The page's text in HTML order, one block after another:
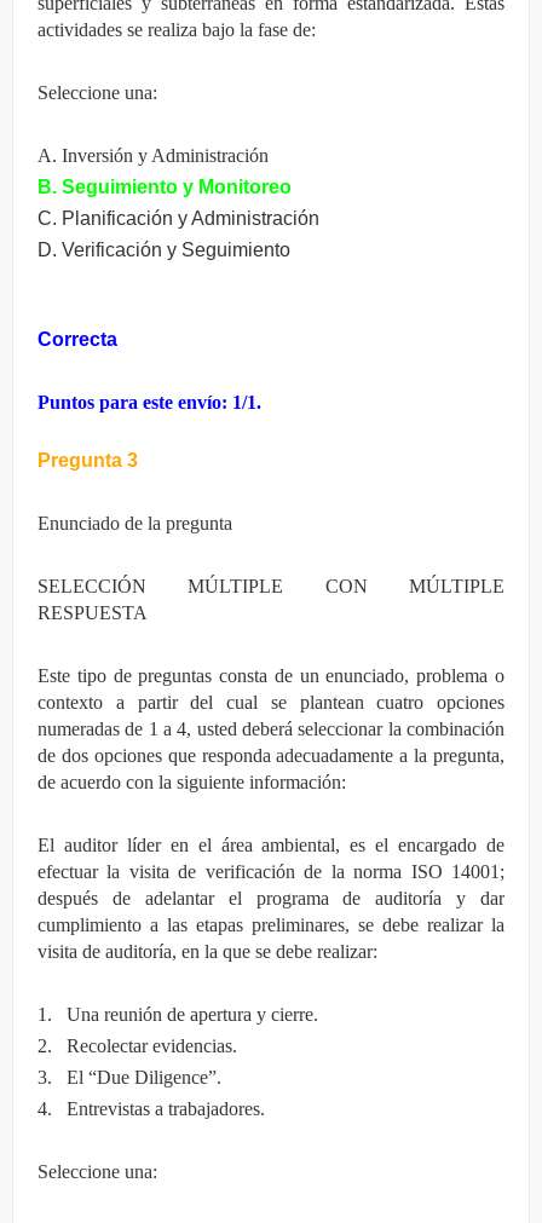
actividades se realiza bajo la fase de:
Seleccione una:
A. Inversión y Administración
B. Seguimiento y Monitoreo
C. Planificación y Administración
D. Verificación y Seguimiento
Correcta
Puntos para este envío: 1/1.
Pregunta 3
Enunciado de la pregunta
SELECCIÓN MÚLTIPLE CON MÚLTIPLE
RESPUESTA
Este tipo de preguntas consta de un enunciado, problema o
contexto a partir del cual se plantean cuatro opciones
numeradas de 1 a 4, usted deberá seleccionar la combinación
de dos opciones que responda adecuadamente a la pregunta,
de acuerdo con la siguiente información:
El auditor líder en el área ambiental, es el encargado de
efectuar la visita de verificación de la norma ISO 14001;
después de adelantar el programa de auditoría y dar
cumplimiento a las etapas preliminares, se debe realizar la
visita de auditoría, en la que se debe realizar:
1. Una reunión de apertura y cierre.
2. Recolectar evidencias.
3. El “Due Diligence”.
4. Entrevistas a trabajadores.
Seleccione una: